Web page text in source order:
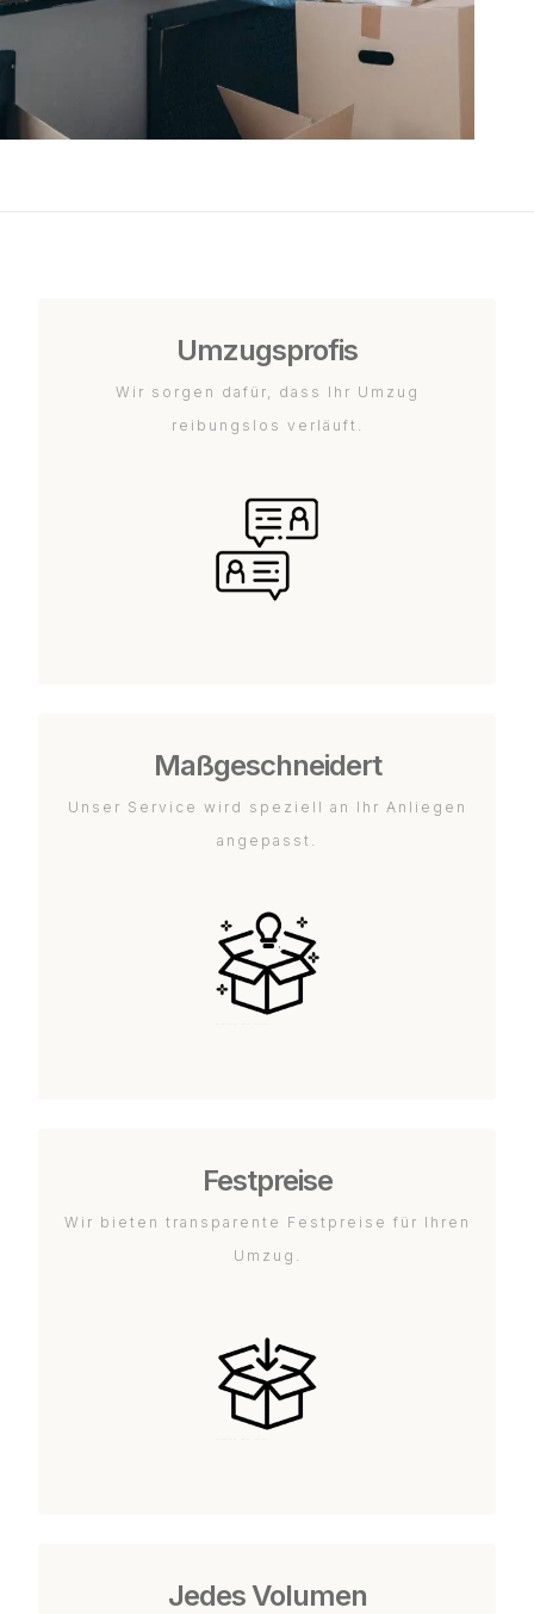
Umzugsprofis
Wir sorgen dafür, dass Ihr Umzug
reibungslos verläuft.
Maßgeschneidert
Unser Service wird speziell an Ihr Anliegen
angepasst.
Festpreise
Wir bieten transparente Festpreise für Ihren
Umzug.
Jedes Volumen